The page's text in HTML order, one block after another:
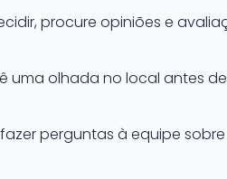
procure opiniões e
uma olhada no local antes
perguntas à equipe